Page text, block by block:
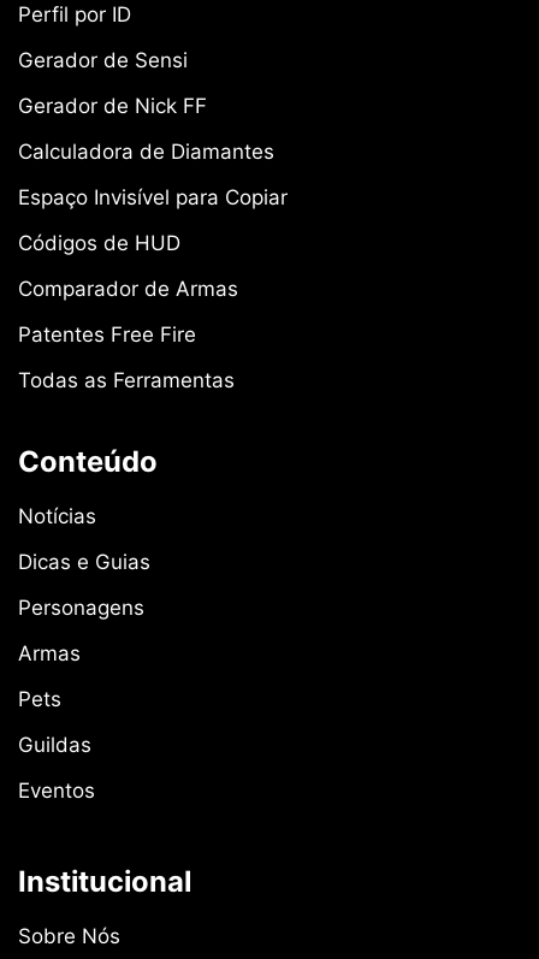
Perfil por ID
Gerador de Sensi
Gerador de Nick FF
Calculadora de Diamantes
Espaço Invisível para Copiar
Códigos de HUD
Comparador de Armas
Patentes Free Fire
Todas as Ferramentas
Conteúdo
Notícias
Dicas e Guias
Personagens
Armas
Pets
Guildas
Eventos
Institucional
Sobre Nós